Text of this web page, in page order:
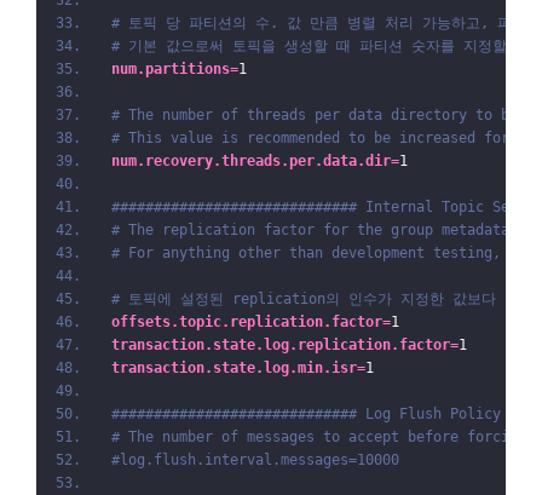
# 토픽 당 파티션의 수. 값 만큼 병렬 처리 가능하고, 파일
# 기본 값으로써 토픽을 생성할 때 파티션 숫자를 지정할 수
num.partitions=1
# The number of threads per data directory to be
# This value is recommended to be increased
num.recovery.threads.per.data.dir=1
############################# Internal Topic
# The replication factor for the group metadata
# For anything other than development testing, a
# 토픽에 설정된 replication의 인수가 지정한 값보다 크면
offsets.topic.replication.factor=1
transaction.state.log.replication.factor=1
transaction.state.log.min.isr=1
############################# Log Flush Policy
# The number of messages to accept before
#log.flush.interval.messages=10000